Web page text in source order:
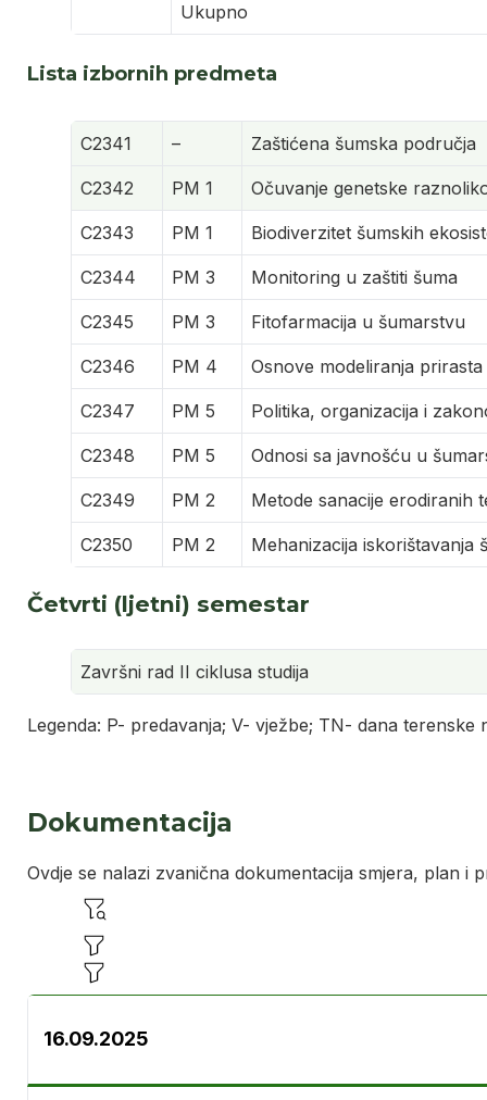
Ukupno
Lista izbornih predmeta
C2341 – Zaštićena šumska područja
C2342 PM 1 Očuvanje genetske
C2343 PM 1 Biodiverzitet šumskih
C2344 PM 3 Monitoring u zaštiti šuma
C2345 PM 3 Fitofarmacija u šumarstvu
C2346 PM 4 Osnove modeliranja
C2347 PM 5 Politika, organizacija i
C2348 PM 5 Odnosi sa javnošću u
C2349 PM 2 Metode sanacije erodiranih
C2350 PM 2 Mehanizacija iskorištavanja
Četvrti (ljetni) semestar
Završni rad II ciklusa studija
Legenda: P- predavanja; V- vježbe; TN- dana terenske
Dokumentacija
Ovdje se nalazi zvanična dokumentacija smjera, plan i
16.09.2025